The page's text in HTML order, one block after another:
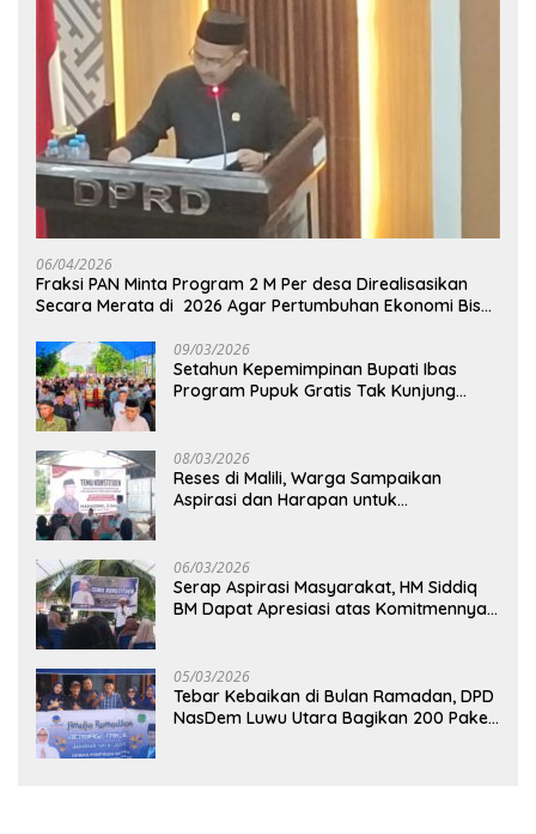
06/04/2026
Fraksi PAN Minta Program 2 M Per desa Direalisasikan
Secara Merata di 2026 Agar Pertumbuhan Ekonomi Bisa
09/03/2026
Setahun Kepemimpinan Bupati Ibas
Program Pupuk Gratis Tak Kunjung
08/03/2026
Reses di Malili, Warga Sampaikan
Aspirasi dan Harapan untuk
06/03/2026
Serap Aspirasi Masyarakat, HM Siddiq
BM Dapat Apresiasi atas Komitmennya
05/03/2026
Tebar Kebaikan di Bulan Ramadan, DPD
NasDem Luwu Utara Bagikan 200 Paket